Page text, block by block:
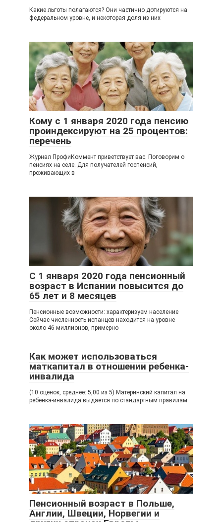
Какие льготы полагаются? Они частично дотируются на
федеральном уровне, и некоторая доля из них
Кому с 1 января 2020 года пенсию
проиндексируют на 25 процентов:
перечень
Журнал ПрофиКоммент приветствует вас. Поговорим о
пенсиях на селе. Для получателей госпенсий,
проживающих в
С 1 января 2020 года пенсионный
возраст в Испании повысится до
65 лет и 8 месяцев
Пенсионные возможности: характеризуем население
Сейчас численность испанцев находится на уровне
около 46 миллионов, примерно
Как может использоваться
маткапитал в отношении ребенка-
инвалида
(10 оценок, среднее: 5,00 из 5) Материнский капитал на
ребенка-инвалида выдается по стандартным правилам.
Пенсионный возраст в Польше,
Англии, Швеции, Норвегии и